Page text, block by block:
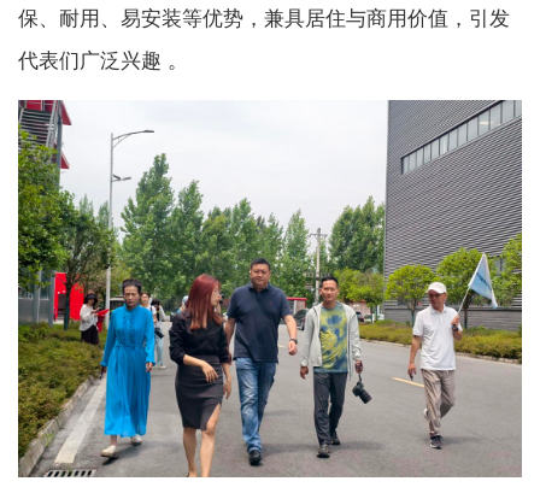
保、耐用、易安装等优势，兼具居住与商用价值，引发
代表们广泛兴趣 。